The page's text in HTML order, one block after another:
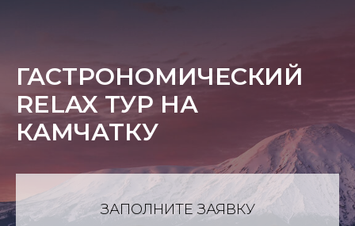
ГАСТРОНОМИЧЕСКИЙ
RELAX ТУР НА
КАМЧАТКУ
ЗАПОЛНИТЕ ЗАЯВКУ